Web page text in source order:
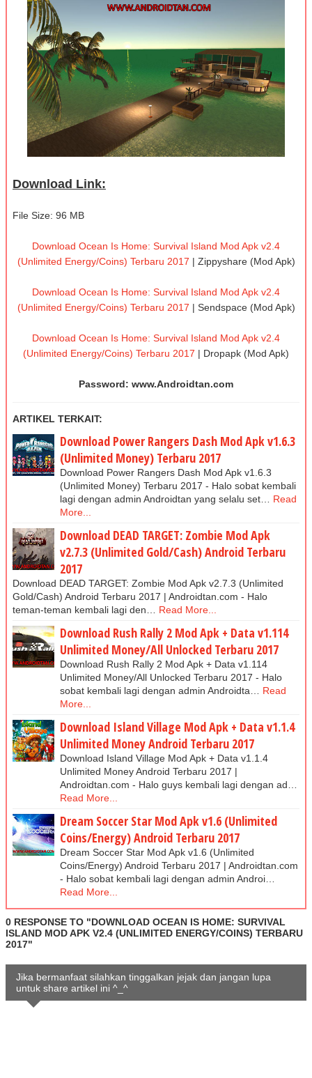
Download Link:
File Size: 96 MB
Download Ocean Is Home: Survival Island Моd Apk v2.4
(Unlimited Energy/Coins) Terbaru 2017 | Zippyshare (Mod Apk)
Download Ocean Is Home: Survival Island Моd Apk v2.4
(Unlimited Energy/Coins) Terbaru 2017 | Sendspace (Mod Apk)
Download Ocean Is Home: Survival Island Моd Apk v2.4
(Unlimited Energy/Coins) Terbaru 2017 | Dropapk (Mod Apk)
Password: www.Androidtan.com
ARTIKEL TERKAIT:
Download Power Rangers Dash Mod Apk v1.6.3
(Unlimited Money) Terbaru 2017
Download Power Rangers Dash Mod Apk v1.6.3
(Unlimited Money) Terbaru 2017 - Halo sobat kembali
lagi dengan admin Androidtan yang selalu set…
Read
More...
Download DEAD TARGET: Zombie Mod Apk
v2.7.3 (Unlimited Gold/Cash) Android Terbaru
2017
Download DEAD TARGET: Zombie Mod Apk v2.7.3 (Unlimited
Gold/Cash) Android Terbaru 2017 | Androidtan.com - Halo
teman-teman kembali lagi den…
Read More...
Download Rush Rally 2 Mod Apk + Data v1.114
Unlimited Money/All Unlocked Terbaru 2017
Download Rush Rally 2 Mod Apk + Data v1.114
Unlimited Money/All Unlocked Terbaru 2017 - Halo
sobat kembali lagi dengan admin Androidta…
Read
More...
Download Island Village Mod Apk + Data v1.1.4
Unlimited Money Android Terbaru 2017
Download Island Village Mod Apk + Data v1.1.4
Unlimited Money Android Terbaru 2017 |
Androidtan.com - Halo guys kembali lagi dengan ad…
Read More...
Dream Soccer Star Mod Apk v1.6 (Unlimited
Coins/Energy) Android Terbaru 2017
Dream Soccer Star Mod Apk v1.6 (Unlimited
Coins/Energy) Android Terbaru 2017 | Androidtan.com
- Halo sobat kembali lagi dengan admin Androi…
Read More...
0 RESPONSE TO "DOWNLOAD OCEAN IS HOME: SURVIVAL
ISLAND МОD APK V2.4 (UNLIMITED ENERGY/COINS) TERBARU
2017"
Jika bermanfaat silahkan tinggalkan jejak dan jangan lupa
untuk share artikel ini ^_^